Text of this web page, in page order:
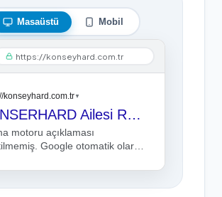
Masaüstü Mobil
https://konseyhard.com.tr
konseyhard.com.tr ▼
KONSERHARD Ailesi Resmi Lonca Sayfasi!
motoru açıklaması
Google otomatik olarak